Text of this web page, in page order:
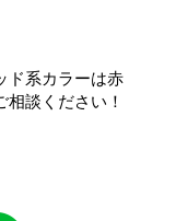
ド系カラーは赤
談ください！